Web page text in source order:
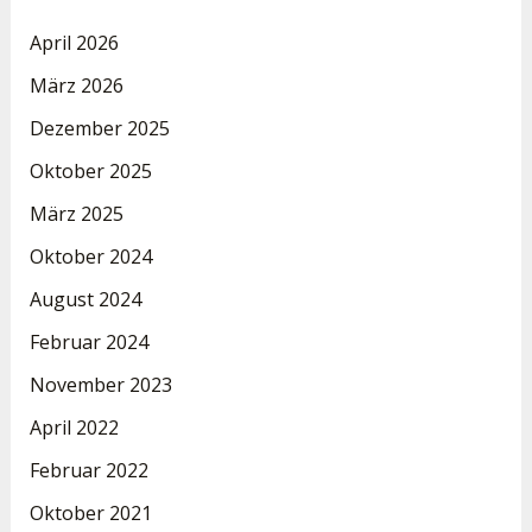
April 2026
März 2026
Dezember 2025
Oktober 2025
März 2025
Oktober 2024
August 2024
Februar 2024
November 2023
April 2022
Februar 2022
Oktober 2021